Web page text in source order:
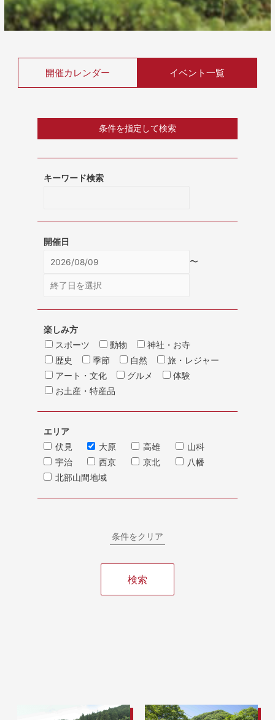
開催カレンダー イベント一覧
条件を指定して検索
キーワード検索
開催日
〜
楽しみ方
スポーツ
動物
神社・お寺
歴史
季節 自然
旅・レジャー
アート・文化
グルメ
体験
お土産・特産品
エリア
伏見
大原 高雄
山科
宇治
西京 京北
八幡
北部山間地域
条件をクリア